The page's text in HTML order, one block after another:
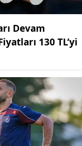
Devam
130 TL’yi